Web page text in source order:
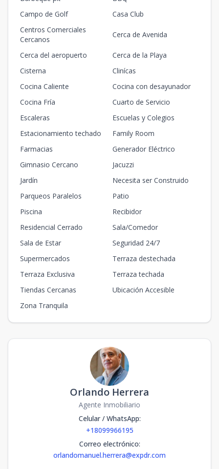
Campo de Golf
Casa Club
Centros Comerciales
Cercanos
Cerca de Avenida
Cerca del aeropuerto
Cerca de la Playa
Cisterna
Clinícas
Cocina Caliente
Cocina con desayunador
Cocina Fría
Cuarto de Servicio
Escaleras
Escuelas y Colegios
Estacionamiento techado
Family Room
Farmacias
Generador Eléctrico
Gimnasio Cercano
Jacuzzi
Jardín
Necesita ser Construido
Parqueos Paralelos
Patio
Piscina
Recibidor
Residencial Cerrado
Sala/Comedor
Sala de Estar
Seguridad 24/7
Supermercados
Terraza destechada
Terraza Exclusiva
Terraza techada
Tiendas Cercanas
Ubicación Accesible
Zona Tranquila
Orlando Herrera
Agente Inmobiliario
Celular / WhatsApp:
+18099966195
Correo electrónico:
orlandomanuel.herrera@expdr.com